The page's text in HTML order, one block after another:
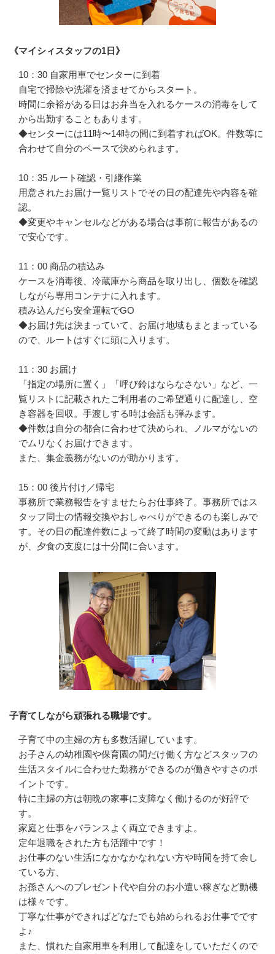
《マイシィスタッフの1日》
10：30 自家用車でセンターに到着
自宅で掃除や洗濯を済ませてからスタート。
時間に余裕がある日はお弁当を入れるケースの消毒をして
から出勤することもあります。
◆センターには11時〜14時の間に到着すればOK。件数等に
合わせて自分のペースで決められます。
10：35 ルート確認・引継作業
用意されたお届け一覧リストでその日の配達先や内容を確
認。
◆変更やキャンセルなどがある場合は事前に報告があるの
で安心です。
11：00 商品の積込み
ケースを消毒後、冷蔵庫から商品を取り出し、個数を確認
しながら専用コンテナに入れます。
積み込んだら安全運転でGO
◆お届け先は決まっていて、お届け地域もまとまっている
ので、ルートはすぐに頭に入ります。
11：30 お届け
「指定の場所に置く」「呼び鈴はならなさない」など、一
覧リストに記載されたご利用者のご希望通りに配達し、空
き容器を回収。手渡しする時は会話も弾みます。
◆件数は自分の都合に合わせて決められ、ノルマがないの
でムリなくお届けできます。
また、集金義務がないのが助かります。
15：00 後片付け／帰宅
事務所で業務報告をすませたらお仕事終了。事務所ではス
タッフ同士の情報交換やおしゃべりができるのも楽しみで
す。その日の配達件数によって終了時間の変動はあります
が、夕食の支度には十分間に合います。
子育てしながら頑張れる職場です。
子育て中の主婦の方も多数活躍しています。
お子さんの幼稚園や保育園の間だけ働く方などスタッフの
生活スタイルに合わせた勤務ができるのが働きやすさのポ
イントです。
特に主婦の方は朝晩の家事に支障なく働けるのが好評で
す。
家庭と仕事をバランスよく両立できますよ。
定年退職をされた方も活躍中です！
お仕事のない生活になかなかなれない方や時間を持て余し
ている方、
お孫さんへのプレゼント代や自分のお小遣い稼ぎなど動機
は様々です。
丁寧な仕事ができればどなたでも始められるお仕事でです
よ♪
また、慣れた自家用車を利用して配達をしていただくので